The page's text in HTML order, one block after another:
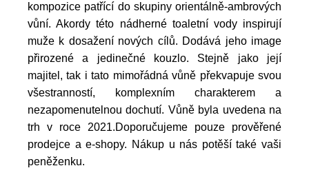
kompozice patřící do skupiny orientálně-ambrových
vůní. Akordy této nádherné toaletní vody inspirují
muže k dosažení nových cílů. Dodává jeho image
přirozené a jedinečné kouzlo. Stejně jako její
majitel, tak i tato mimořádná vůně překvapuje svou
všestranností, komplexním charakterem a
nezapomenutelnou dochutí. Vůně byla uvedena na
trh v roce 2021.Doporučujeme pouze prověřené
prodejce a e-shopy. Nákup u nás potěší také vaši
peněženku.